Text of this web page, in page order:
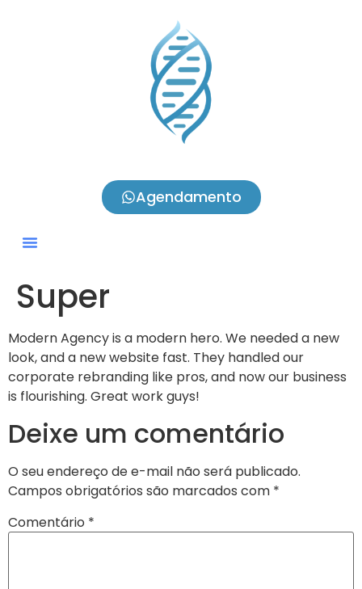
Agendamento
Super
Modern Agency is a modern hero. We needed a new
look, and a new website fast. They handled our
corporate rebranding like pros, and now our business
is flourishing. Great work guys!
Deixe um comentário
O seu endereço de e-mail não será publicado.
Campos obrigatórios são marcados com *
Comentário *